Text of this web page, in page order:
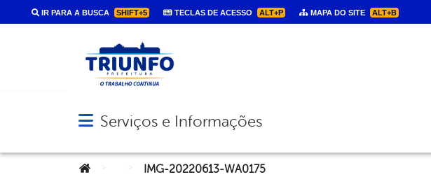
IR PARA A BUSCA SHIFT+5 TECLAS DE ACESSO ALT+P MAPA DO SITE ALT+B
Abrir menu principal de navegação
Serviços e Informações
Você está aqui:IMG-20220613-WA0175